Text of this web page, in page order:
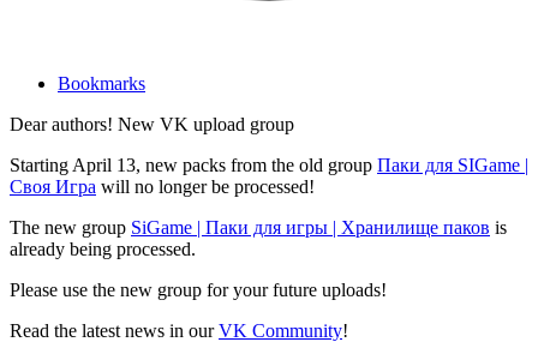
Bookmarks
Dear authors! New VK upload group
Starting April 13, new packs from the old group Паки для SIGame |
Своя Игра will no longer be processed!
The new group SiGame | Паки для игры | Хранилище паков is
already being processed.
Please use the new group for your future uploads!
Read the latest news in ourVK Community!